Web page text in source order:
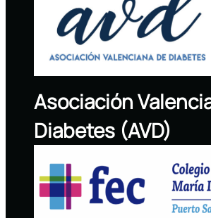
Asociación
Diabetes (AVD)